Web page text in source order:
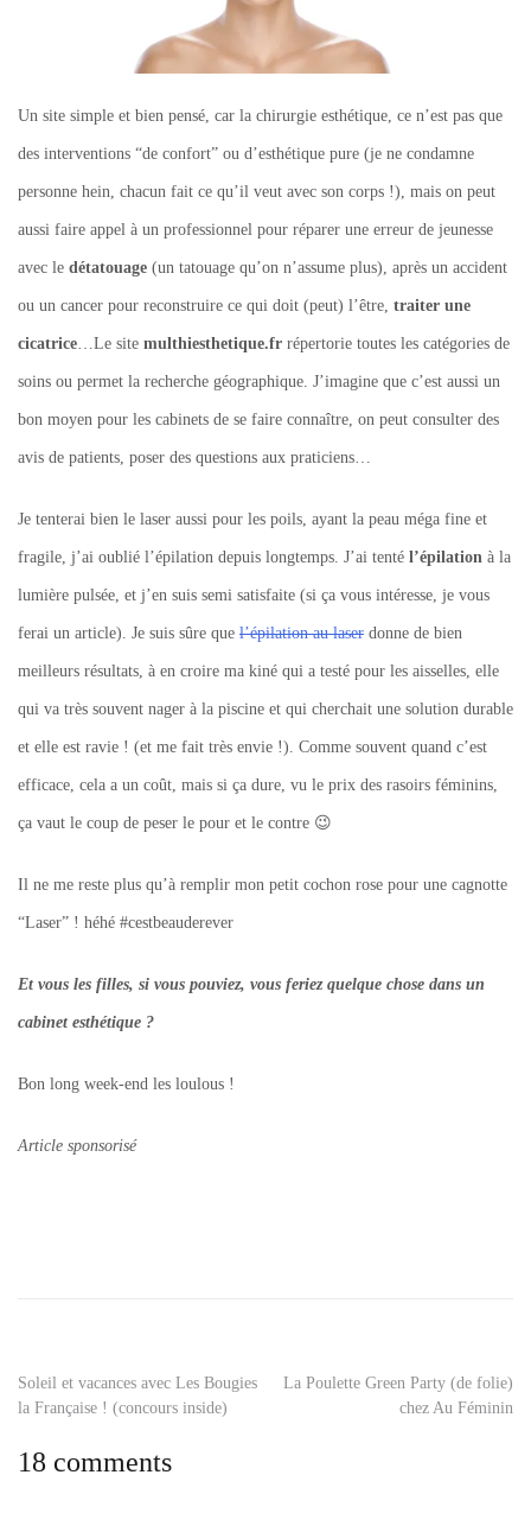
Un site simple et bien pensé, car la chirurgie esthétique, ce n’est pas que
des interventions “de confort” ou d’esthétique pure (je ne condamne
personne hein, chacun fait ce qu’il veut avec son corps !), mais on peut
aussi faire appel à un professionnel pour réparer une erreur de jeunesse
avec le détatouage (un tatouage qu’on n’assume plus), après un accident
ou un cancer pour reconstruire ce qui doit (peut) l’être, traiter une
cicatrice…Le site multhiesthetique.fr répertorie toutes les catégories de
soins ou permet la recherche géographique. J’imagine que c’est aussi un
bon moyen pour les cabinets de se faire connaître, on peut consulter des
avis de patients, poser des questions aux praticiens…
Je tenterai bien le laser aussi pour les poils, ayant la peau méga fine et
fragile, j’ai oublié l’épilation depuis longtemps. J’ai tenté l’épilation à la
lumière pulsée, et j’en suis semi satisfaite (si ça vous intéresse, je vous
ferai un article). Je suis sûre que l’épilation au laser donne de bien
meilleurs résultats, à en croire ma kiné qui a testé pour les aisselles, elle
qui va très souvent nager à la piscine et qui cherchait une solution durable
et elle est ravie ! (et me fait très envie !). Comme souvent quand c’est
efficace, cela a un coût, mais si ça dure, vu le prix des rasoirs féminins,
ça vaut le coup de peser le pour et le contre 😉
Il ne me reste plus qu’à remplir mon petit cochon rose pour une cagnotte
“Laser” ! héhé #cestbeauderever
Et vous les filles, si vous pouviez, vous feriez quelque chose dans un
cabinet esthétique ?
Bon long week-end les loulous !
Article sponsorisé
rougeurs ,
multiesthetique
Navigation
l’article
Soleil et vacances avec Les Bougies
la Française ! (concours inside)
La Poulette Green Party (de folie)
chez Au Féminin
18 comments